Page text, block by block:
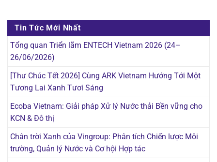
Tin Tức Mới Nhất
Tổng quan Triển lãm ENTECH Vietnam 2026 (24–
26/06/2026)
[Thư Chúc Tết 2026] Cùng ARK Vietnam Hướng Tới Một
Tương Lai Xanh Tươi Sáng
Ecoba Vietnam: Giải pháp Xử lý Nước thải Bền vững cho
KCN & Đô thị
Chân trời Xanh của Vingroup: Phân tích Chiến lược Môi
trường, Quản lý Nước và Cơ hội Hợp tác